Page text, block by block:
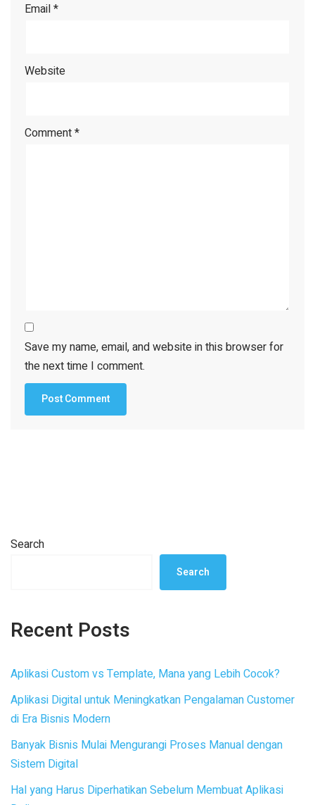
Email*
Website
Comment*
Save my name, email, and website in this browser for
the next time I comment.
Search
Search
Recent Posts
Aplikasi Custom vs Template, Mana yang Lebih Cocok?
Aplikasi Digital untuk Meningkatkan Pengalaman Customer
di Era Bisnis Modern
Banyak Bisnis Mulai Mengurangi Proses Manual dengan
Sistem Digital
Hal yang Harus Diperhatikan Sebelum Membuat Aplikasi